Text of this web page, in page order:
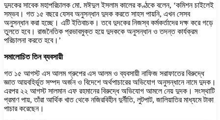
দুদকের সাবেক মহাপরিচালক মো. মঈদুল ইসলাম কালের কণ্ঠকে বলেন, ‘কমিশন চাইলেই
সম্ভব। গত ১৫ বছরে যেসব অনুসন্ধান দুদক করতে সাহস পায়নি, এখন সেসব
অনুসন্ধান করা হচ্ছে। এটি ইতিবাচক। তবে দুদকের নিজস্ব কর্মকর্তাদের দক্ষ করে গড়ে
তুলতে হবে। রাজনৈতিক প্রভাবমুক্ত হয়ে দুদককে অনুসন্ধান ও তদন্ত কার্যক্রম
পরিচালনা করতে হবে।’
সমালোচিত তিন ব্যবসায়ী
গত ১৫ আগস্ট এস আলম গ্রুপের এস আলম ও ব্যবসায়ী নাফিজ সরাফাতের বিরুদ্ধে
জ্ঞাত আয়বহির্ভূত সম্পদ অর্জন ও বিদেশে অর্থপাচারের অভিযোগ অনুসন্ধানে নামে দুদক।
এরপর ২২ আগস্ট সালমান এফ রহমানের বিরুদ্ধে অভিযোগ আমলে নেয় দুদক। সংস্থাটি
প্রমাণ পায়, তাঁরা আর্থিক খাত থেকে নজিরবিহীন দুর্নীতি, লুটপাট, জালিয়াতির মাধ্যমে টাকা
পাচার করেছেন।